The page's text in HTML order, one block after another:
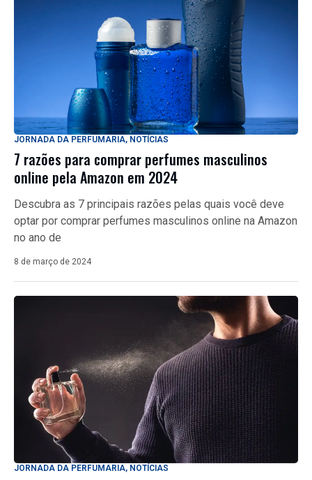
JORNADA DA PERFUMARIA, NOTÍCIAS
7 razões para comprar perfumes masculinos
online pela Amazon em 2024
Descubra as 7 principais razões pelas quais você deve
optar por comprar perfumes masculinos online na Amazon
no ano de
8 de março de 2024
JORNADA DA PERFUMARIA, NOTÍCIAS